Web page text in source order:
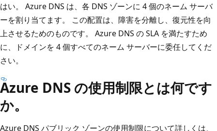
はい。 Azure DNS は、各 DNS ゾーンに 4 個のネーム サーバ
ーを割り当てます。 この配置は、障害を分離し、復元性を向
上させるためのものです。 Azure DNS の SLA を満たすため
に、ドメインを 4 個すべてのネーム サーバーに委任してくだ
さい。
Azure DNS の使用制限とは何です
か。
Azure DNS パブリック ゾーンの使用制限について詳しくは、